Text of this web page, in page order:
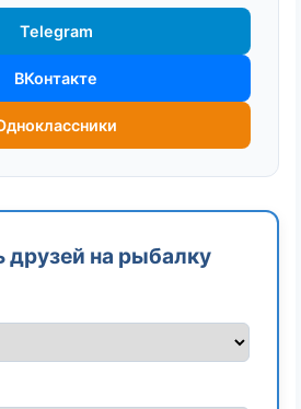
Telegram
ВКонтакте
друзей на рыбалку